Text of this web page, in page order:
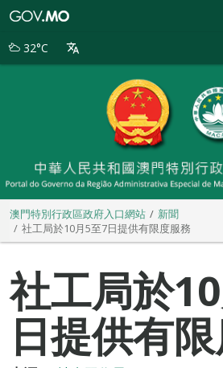
別
32°C
澳門特別行政區政府入口網站
新聞
社工局於10月5至7日提供有限度服務
社工局於
日提供有